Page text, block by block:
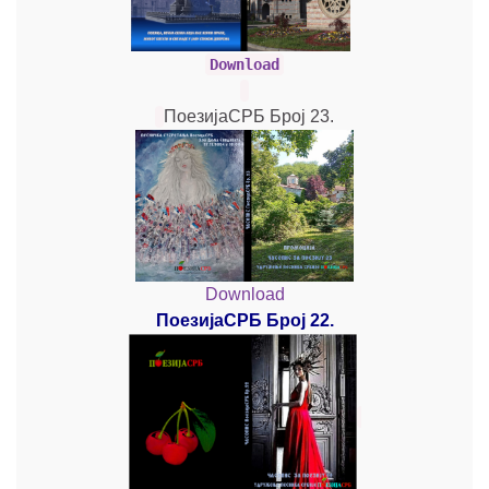
Download
ПоезијаСРБ Број 23.
Download
ПоезијаСРБ Број 22.